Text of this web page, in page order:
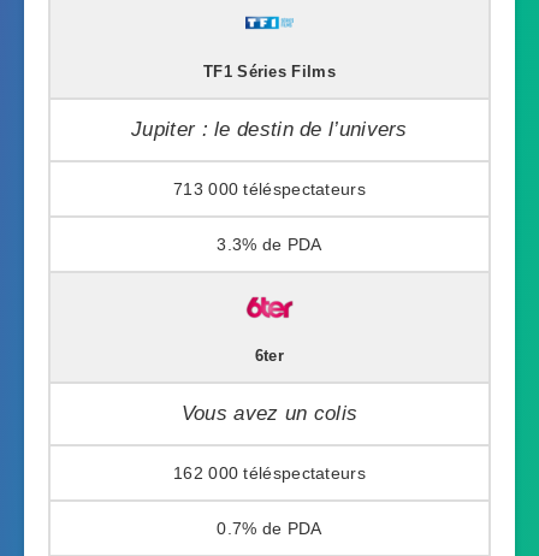
TF1 Séries Films
Jupiter : le destin de l’univers
713 000
3.3%
6ter
Vous avez un colis
162 000
0.7%